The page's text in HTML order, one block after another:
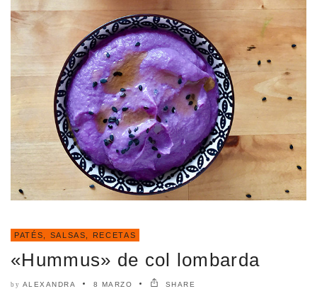
PATÉS, SALSAS RECETAS
«Hummus» de col lombarda
by ALEXANDRA 8 MARZO SHARE